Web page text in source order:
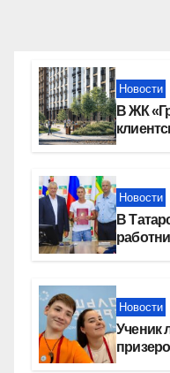
Новости
В ЖК
Новости
В
Новости
Ученик